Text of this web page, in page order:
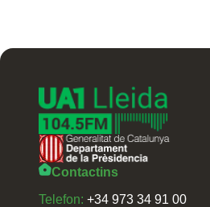
Contactins
Telefon: +34 973 34 91 00